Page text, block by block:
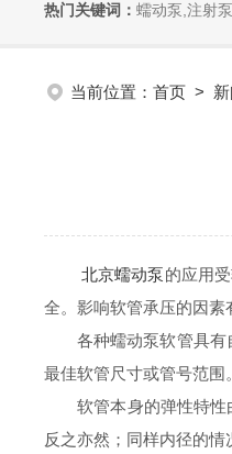
热门关键词： 蠕动泵,注射
当前位置： 首页 >
北京蠕动泵的应用
全。影响软管承压的因素
各种蠕动泵软管具有自
最佳软管尺寸或管号范围
软管本身的弹性特性由
反之亦然；同样内径的